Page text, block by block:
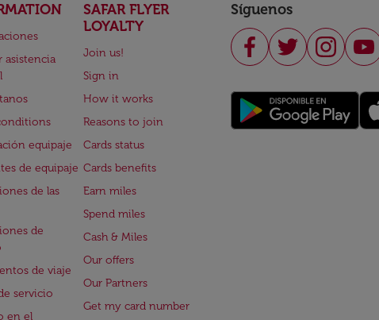
asistencia
equipaje
de equipaje
de las
de
de viaje
servicio
en el
SAFAR FLYER
LOYALTY
Join us!
Sign in
How it works
Reasons to join
Cards status
Cards benefits
Earn miles
Spend miles
Cash & Miles
Our offers
Our Partners
Get my card number
Síguenos